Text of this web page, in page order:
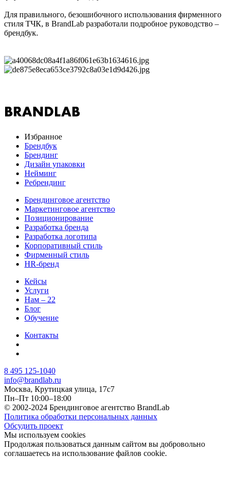
Для правильного, безошибочного использования фирменного
стиля ТЧК, в BrandLab разработали подробное руководство –
брендбук.
Избранное
Брендбук
Брендинг
Дизайн упаковки
Нейминг
Ребрендинг
Брендинговое агентство
Маркетинговое агентство
Позиционирование
Разработка бренда
Разработка логотипа
Корпоративный стиль
Фирменный стиль
HR-бренд
Кейсы
Услуги
Нам – 22
Блог
Обучение
Контакты
8 495 125-1040
info@brandlab.ru
Москва, Крутицкая улица, 17с7
Пн–Пт 10:00–18:00
© 2002-2024 Брендинговое агентство BrandLab
Политика обработки персональных данных
Обсудить проект
Мы используем cookies
Продолжая пользоваться данным сайтом вы добровольно
соглашаетесь на использование файлов cookie.